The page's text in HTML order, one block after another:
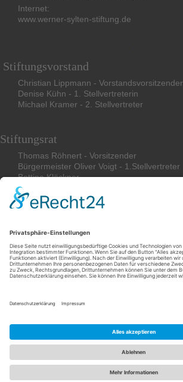
Internet:
www.werner-sylten-stiftung.de
Stiftungsvorstand
Christian Lippmann - Vorstandsvorsitzender
Denise Kühn - 1. Stellvertreterin
Michael Kramer - 2. Stellvertreter
Stiftungsrat
Thomas Röhnert - Vorsitzender
Bürgermeister Oliver Voigt - 1.Stellvertreter
BettinaKlöckner
Friederike Böcher
Stephan Magirius
Impressum
Datenschutzerklärung